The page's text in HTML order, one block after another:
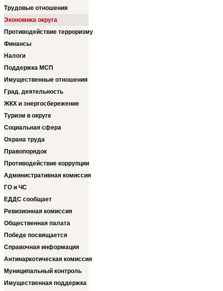
Трудовые отношения
Экономика округа
Противодействие терроризму
Финансы
Налоги
Поддержка МСП
Имущественные отношения
Град. деятельность
ЖКХ и энергосбережение
Туризм в округе
Социальная сфера
Охрана труда
Правопорядок
Противодействие коррупции
Административная комиссия
ГО и ЧС
ЕДДС сообщает
Ревизионная комиссия
Общественная палата
Победе посвящается
Справочная информация
Антинаркотическая комиссия
Муниципальный контроль
Имущественная поддержка